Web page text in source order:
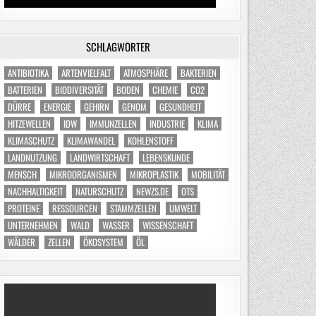
SCHLAGWÖRTER
ANTIBIOTIKA ARTENVIELFALT ATMOSPHÄRE
BAKTERIEN
BATTERIEN
BIODIVERSITÄT BODEN CHEMIE
CO2
DÜRRE
ENERGIE GEHIRN GENOM
GESUNDHEIT
HITZEWELLEN
IDW IMMUNZELLEN INDUSTRIE
KLIMA
KLIMASCHUTZ
KLIMAWANDEL
KOHLENSTOFF
LANDNUTZUNG
LANDWIRTSCHAFT
LEBENSKUNDE
MENSCH
MIKROORGANISMEN MIKROPLASTIK
MOBILITÄT
NACHHALTIGKEIT
NATURSCHUTZ NEWZS.DE
OTS
PROTEINE
RESSOURCEN STAMMZELLEN
UMWELT
UNTERNEHMEN
WALD WASSER
WISSENSCHAFT
WÄLDER
ZELLEN ÖKOSYSTEM ÖL